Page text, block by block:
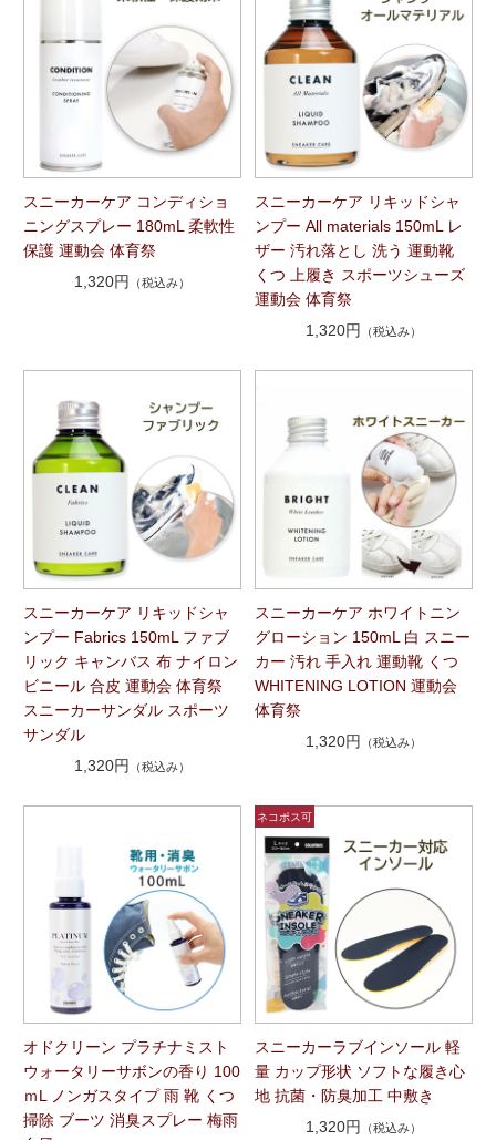
スニーカーケア コンディショ
ニングスプレー 180mL 柔軟性
保護 運動会 体育祭
1,320円
（税込み）
スニーカーケア リキッドシャ
ンプー All materials 150mL レ
ザー 汚れ落とし 洗う 運動靴
くつ 上履き スポーツシューズ
運動会 体育祭
1,320円
（税込み）
スニーカーケア リキッドシャ
ンプー Fabrics 150mL ファブ
リック キャンバス 布 ナイロン
ビニール 合皮 運動会 体育祭
スニーカーサンダル スポーツ
サンダル
1,320円
（税込み）
スニーカーケア ホワイトニン
グローション 150mL 白 スニー
カー 汚れ 手入れ 運動靴 くつ
WHITENING LOTION 運動会
体育祭
1,320円
（税込み）
オドクリーン プラチナミスト
ウォータリーサボンの香り 100
ｍL ノンガスタイプ 雨 靴 くつ
掃除 ブーツ 消臭スプレー 梅雨
スニーカーラブインソール 軽
量 カップ形状 ソフトな履き心
地 抗菌・防臭加工 中敷き
1,320円
（税込み）